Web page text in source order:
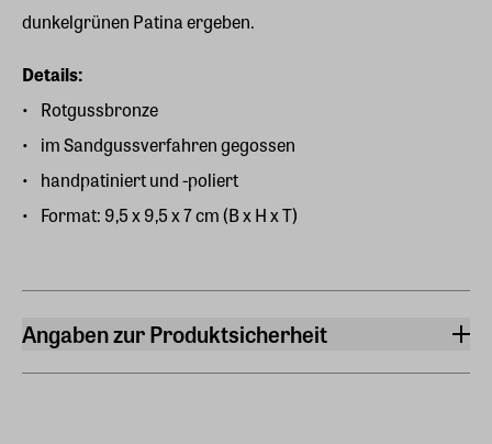
dunkelgrünen Patina ergeben.
Details:
Rotgussbronze
im Sandgussverfahren gegossen
handpatiniert und -poliert
Format: 9,5 x 9,5 x 7 cm (B x H x T)
Angaben zur Produktsicherheit